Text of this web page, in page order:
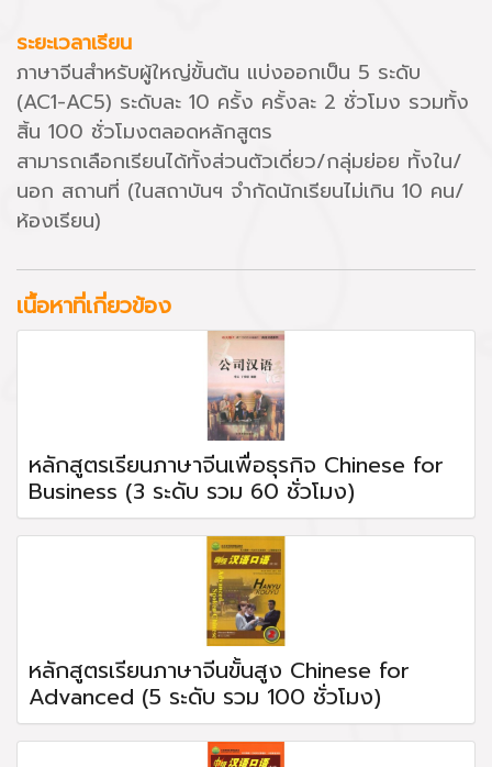
ระยะเวลาเรียน
ภาษาจีนสำหรับผู้ใหญ่ขั้นต้น แบ่งออกเป็น 5 ระดับ
(AC1-AC5) ระดับละ 10 ครั้ง ครั้งละ 2 ชั่วโมง รวมทั้ง
สิ้น 100 ชั่วโมงตลอดหลักสูตร
สามารถเลือกเรียนได้ทั้งส่วนตัวเดี่ยว/กลุ่มย่อย ทั้งใน/
นอก สถานที่ (ในสถาบันฯ จำกัดนักเรียนไม่เกิน 10 คน/
ห้องเรียน)
เนื้อหาที่เกี่ยวข้อง
หลักสูตรเรียนภาษาจีนเพื่อธุรกิจ Chinese for
Business (3 ระดับ รวม 60 ชั่วโมง)
หลักสูตรเรียนภาษาจีนขั้นสูง Chinese for
Advanced (5 ระดับ รวม 100 ชั่วโมง)